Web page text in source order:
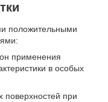
положительными
применения
в особых
поверхностей при